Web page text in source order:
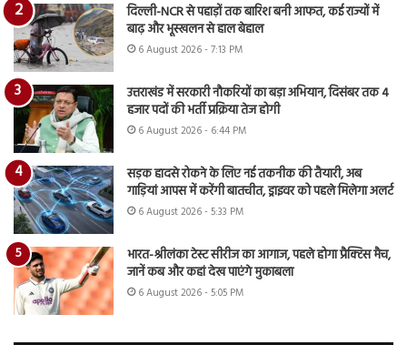
दिल्ली-NCR से पहाड़ों तक बारिश बनी आफत, कई राज्यों में
बाढ़ और भूस्खलन से हाल बेहाल
6 August 2026 - 7:13 PM
उत्तराखंड में सरकारी नौकरियों का बड़ा अभियान, दिसंबर तक 4
हजार पदों की भर्ती प्रक्रिया तेज होगी
6 August 2026 - 6:44 PM
सड़क हादसे रोकने के लिए नई तकनीक की तैयारी, अब
गाड़ियां आपस में करेंगी बातचीत, ड्राइवर को पहले मिलेगा अलर्ट
6 August 2026 - 5:33 PM
भारत-श्रीलंका टेस्ट सीरीज का आगाज, पहले होगा प्रैक्टिस मैच,
जानें कब और कहां देख पाएंगे मुकाबला
6 August 2026 - 5:05 PM